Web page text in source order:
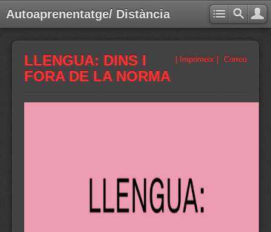
Autoaprenentatge/ Distància
Correu
| Imprimeix |
LLENGUA: DINS I
FORA DE LA NORMA